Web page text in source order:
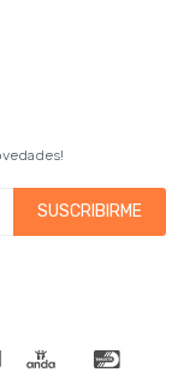
SUSCRIBIRME